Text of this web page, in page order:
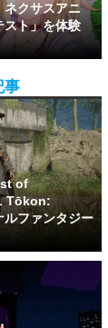
クサスアニ
スト」を体験
事
of
Tōkon:
ファンタジー